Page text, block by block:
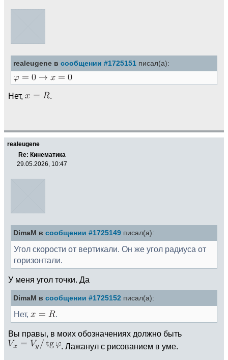
realeugene в сообщении #1725151 писал(а):
Нет, .
realeugene
Re: Кинематика
29.05.2026, 10:47
DimaM в сообщении #1725149 писал(а):
Угол скорости от вертикали. Он же угол радиуса от
горизонтали.
У меня угол точки. Да
DimaM в сообщении #1725152 писал(а):
Нет, .
Вы правы, в моих обозначениях должно быть
. Лажанул с рисованием в уме.